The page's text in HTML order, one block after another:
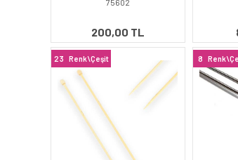
75602
200,00 TL
23 Renk\Çeşit 8